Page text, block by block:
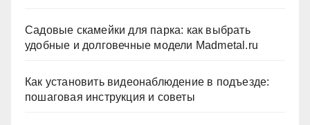
Садовые скамейки для парка: как выбрать
удобные и долговечные модели Madmetal.ru
Как установить видеонаблюдение в подъезде:
пошаговая инструкция и советы